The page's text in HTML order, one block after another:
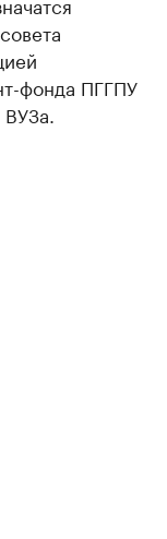
фонда ПГГПУ